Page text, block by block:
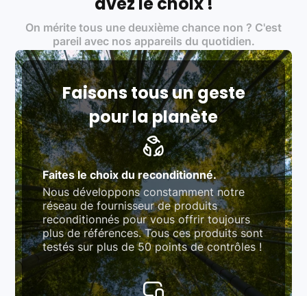
traitement des déchets électroniques (DEEE)
Produits testés et vérifiés selon des standards
rigoureux (80 à 100 points de contrôle en
fonction des produits)
Respect des normes RAEE, RoHS, et du
référentiel QualiRepar (bonus réparation)
On mérite tous une deuxième chance non ? C'est
pareil avec nos appareils du quotidien.
Faisons tous un geste
pour la planète
Faites le choix du reconditionné.
Nous développons constamment notre
réseau de fournisseur de produits
reconditionnés pour vous offrir toujours
plus de références. Tous ces produits sont
testés sur plus de 50 points de contrôles !